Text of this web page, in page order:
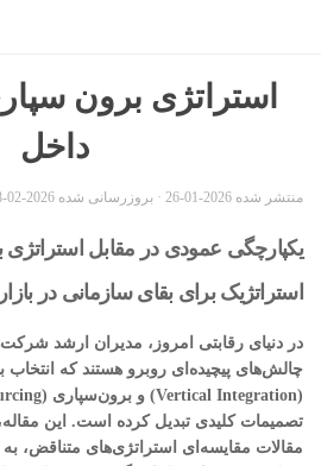
استراتژی برون
داخل
منتشر شده 2026-01-26 · بروزرسانی شده 2026-02-18
یکپارچگی عمودی در مقابل استراتژی
استراتژیک برای بقای سازمانی در
در دنیای رقابتی امروز، مدیران ارشد
چالش‌های پیچیده‌ای روبرو هستند که
تصمیمات کلیدی تبدیل کرده است. این
مقالات مقایسه‌ای استراتژی‌های متناقض،